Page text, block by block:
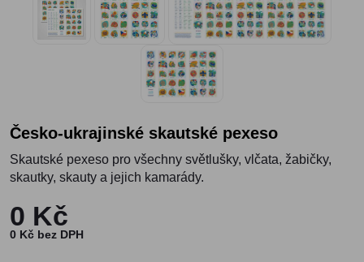
Česko-ukrajinské skautské pexeso
Skautské pexeso pro všechny světlušky, vlčata, žabičky,
skautky, skauty a jejich kamarády.
0 Kč
0 Kč bez DPH